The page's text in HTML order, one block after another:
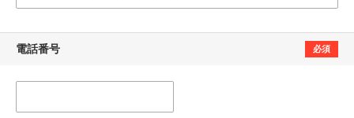
電話番号 必須